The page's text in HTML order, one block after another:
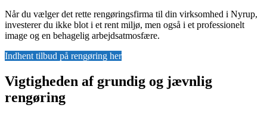
Når du vælger det rette rengøringsfirma til din virksomhed i Nyrup,
investerer du ikke blot i et rent miljø, men også i et professionelt
image og en behagelig arbejdsatmosfære.
Indhent tilbud på rengøring her
Vigtigheden af grundig og jævnlig
rengøring